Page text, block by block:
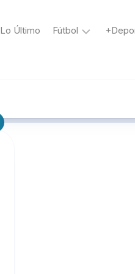
Lo Último Fútbol
1
MMA